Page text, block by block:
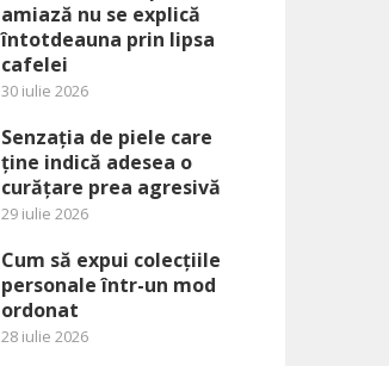
amiază nu se explică
întotdeauna prin lipsa
cafelei
30 iulie 2026
Senzația de piele care
ține indică adesea o
curățare prea agresivă
29 iulie 2026
Cum să expui colecțiile
personale într-un mod
ordonat
28 iulie 2026